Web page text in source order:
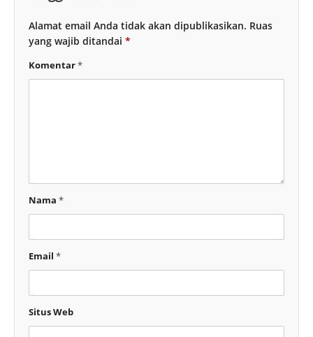
Alamat email Anda tidak akan dipublikasikan. Ruas
yang wajib ditandai *
Komentar*
Nama *
Email *
Situs Web